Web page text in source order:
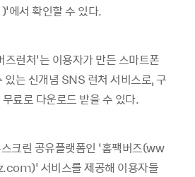
)'에서 확인할 수 있다.
즈런처’는 이용자가 만든 스마트폰
있는 신개념 SNS 런처 서비스로,구
료로 다운로드 받을 수 있다.
크린 공유플랫폼인 ‘홈팩버즈(ww
서비스를 제공해 이용자들